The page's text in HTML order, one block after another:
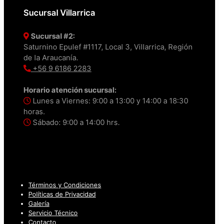
Sucursal Villarrica
Sucursal #2:
Saturnino Epulef #1117, Local 3, Villarrica, Región
de la Araucanía.
+56 9 6186 2283
Horario atención sucursal:
Lunes a Viernes: 9:00 a 13:00 y 14:00 a 18:30
horas.
Sábado: 9:00 a 14:00 hrs.
Términos y Condiciones
Políticas de Privacidad
Galería
Servicio Técnico
Contacto